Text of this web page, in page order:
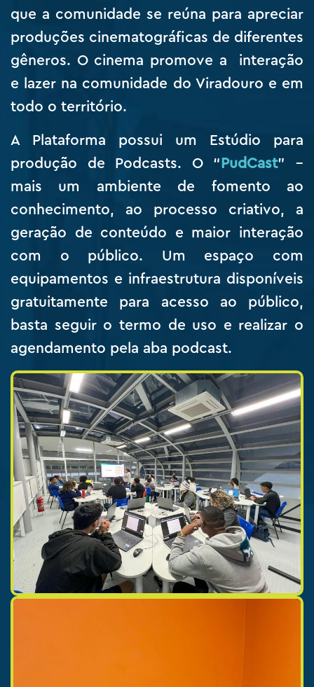
que a comunidade se reúna para apreciar
produções cinematográficas de diferentes
gêneros. O cinema promove a interação
e lazer na comunidade do Viradouro e em
todo o território.
A Plataforma possui um Estúdio para
produção de Podcasts. O “ PudCast” –
mais um ambiente de fomento ao
conhecimento, ao processo criativo, a
geração de conteúdo e maior interação
com o público. Um espaço com
equipamentos e infraestrutura disponíveis
gratuitamente para acesso ao público,
basta seguir o termo de uso e realizar o
agendamento pela aba podcast.